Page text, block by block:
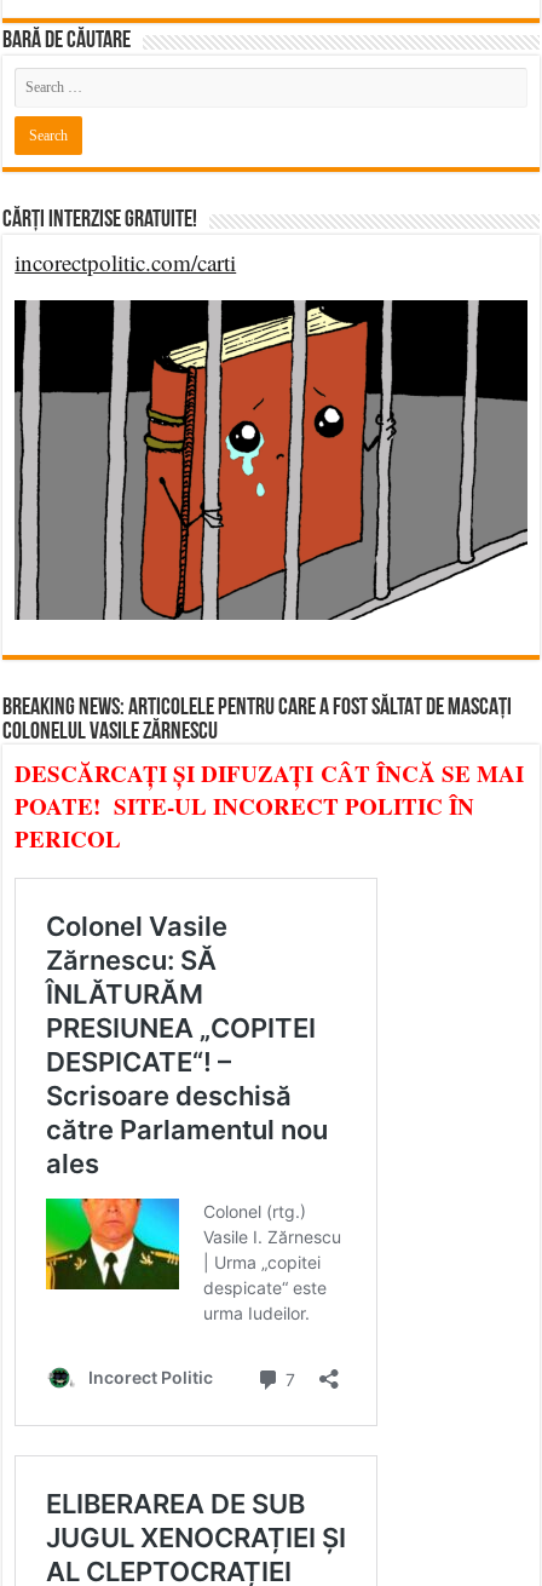
BARĂ DE CĂUTARE
Cărți Interzise Gratuite!
incorectpolitic.com/carti
BREAKING NEWS: ARTICOLELE PENTRU CARE A FOST SĂLTAT DE MASCAȚI
COLONELUL VASILE ZĂRNESCU
DESCĂRCAȚI ȘI DIFUZAȚI CÂT ÎNCĂ SE MAI
POATE! SITE-UL INCORECT POLITIC ÎN
PERICOL